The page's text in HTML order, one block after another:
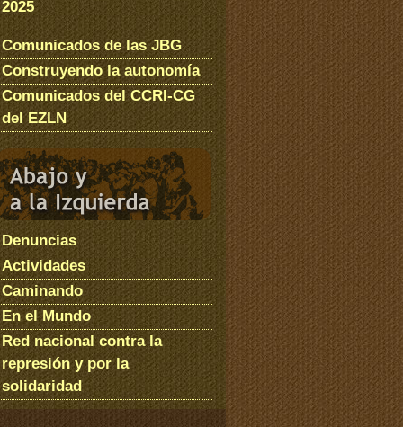
2025
Comunicados de las JBG
Construyendo la autonomía
Comunicados del CCRI-CG
del EZLN
Denuncias
Actividades
Caminando
En el Mundo
Red nacional contra la
represión y por la
solidaridad